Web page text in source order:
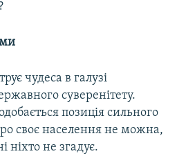
чудеса в галузі
суверенітету.
позиція сильного
своє населення не можна,
ніхто не згадує.